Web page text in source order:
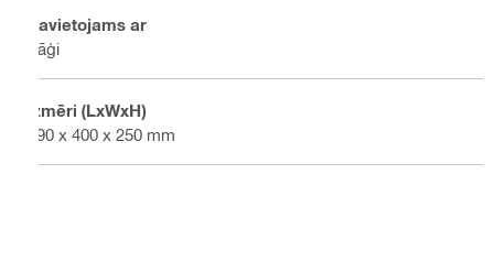
Savietojams ar
Zāģi
Izmēri (LxWxH)
590 x 400 x 250 mm